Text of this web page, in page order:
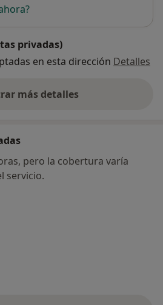
privadas)
en esta dirección Detalles
más detalles
sobre la dirección
pero la cobertura varía
servicio.